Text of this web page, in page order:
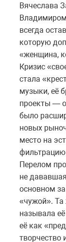
Вячеслава
всегда
которую
«женщина,
Кризис
стала
музыки, её
проекты —
было
новых
место на
Перелом
не
основном за
«чужой». Та
называла
её как
творчество